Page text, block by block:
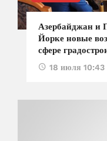
Азербайджан и
Йорке новые
сфере
18 июля 10:43